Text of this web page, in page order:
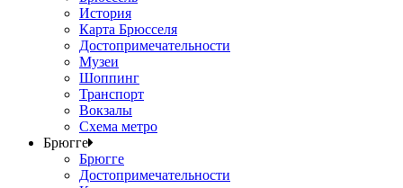
История
Карта Брюсселя
Достопримечательности
Музеи
Шоппинг
Транспорт
Вокзалы
Схема метро
Брюгге
Брюгге
Достопримечательности